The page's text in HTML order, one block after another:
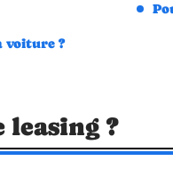
voiture ?
leasing ?